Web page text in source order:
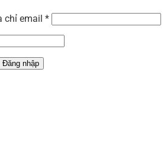
chỉ email *
Đăng nhập